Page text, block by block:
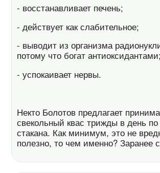
- восстанавливает печень;
- действует как слабительное;
- выводит из организма
потому что богат антиоксидантами;
- успокаивает нервы.
Некто Болотов предлагает
свекольный квас трижды в день по
стакана. Как минимум, это не
полезно, то чем именно? Заранее